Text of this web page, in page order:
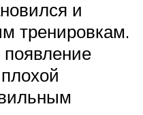
и
тренировкам.